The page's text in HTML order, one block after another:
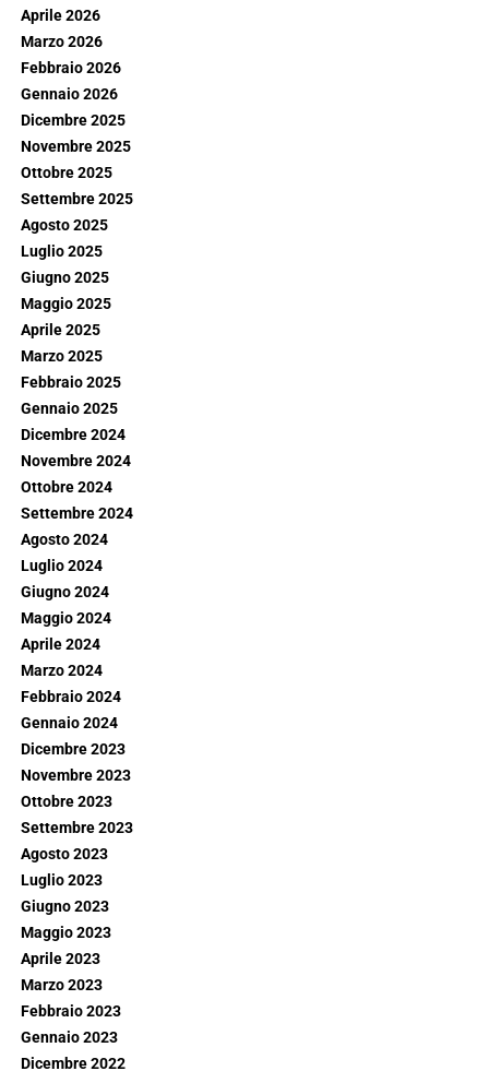
Aprile 2026
Marzo 2026
Febbraio 2026
Gennaio 2026
Dicembre 2025
Novembre 2025
Ottobre 2025
Settembre 2025
Agosto 2025
Luglio 2025
Giugno 2025
Maggio 2025
Aprile 2025
Marzo 2025
Febbraio 2025
Gennaio 2025
Dicembre 2024
Novembre 2024
Ottobre 2024
Settembre 2024
Agosto 2024
Luglio 2024
Giugno 2024
Maggio 2024
Aprile 2024
Marzo 2024
Febbraio 2024
Gennaio 2024
Dicembre 2023
Novembre 2023
Ottobre 2023
Settembre 2023
Agosto 2023
Luglio 2023
Giugno 2023
Maggio 2023
Aprile 2023
Marzo 2023
Febbraio 2023
Gennaio 2023
Dicembre 2022